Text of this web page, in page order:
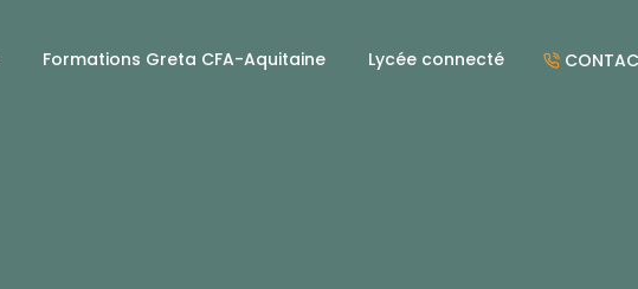
Formations Greta CFA-Aquitaine Lycée connecté